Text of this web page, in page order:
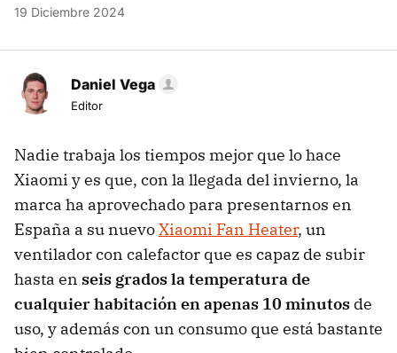
19 Diciembre 2024
Daniel Vega
Editor
Nadie trabaja los tiempos mejor que lo hace
Xiaomi y es que, con la llegada del invierno, la
marca ha aprovechado para presentarnos en
España a su nuevoXiaomi Fan Heater, un
ventilador con calefactor que es capaz de subir
hasta en seis grados la temperatura de
cualquier habitación en apenas 10 minutos de
uso, y además con un consumo que está bastante